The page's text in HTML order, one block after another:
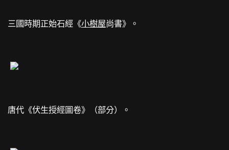
三國時期正始石經《小樹屋尚書》。
唐代《伏生授經圖卷》（部分）。